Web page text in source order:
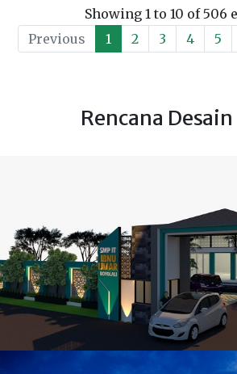
Showing 1 to 10 of 506
Previous
1 2 3 4 5
Rencana Desain